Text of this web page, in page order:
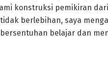
konstruksi pemikiran
berlebihan, saya
belajar dan